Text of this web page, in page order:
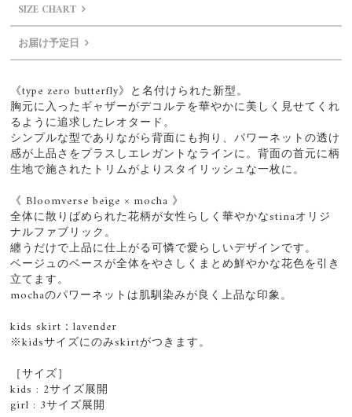
SIZE CHART
お届け予定日
《type zero butterfly》と名付けられた新型。
胸元に入ったギャザーがデコルテを華やかに美しく見せてくれ
るように追求したレオタード。
シンプルな型でありながら背面にも拘り、パワーネットの透け
感が上品さをプラスしエレガントなラインに。背面の首元に柄
生地で施されたトリムがよりスタイリッシュな一枚に。
《 Bloomverse beige × mocha 》
全体に散りばめられた花柄が女性らしく華やかなstinaオリジ
ナルファブリック。
纏うだけで上品に仕上がる可憐で愛らしいデザインです。
ベージュのベースが全体をやさしくまとめ鮮やかな花色を引き
立てます。
mochaのパワーネットは肌馴染みが良く上品な印象。
kids skirt：lavender
※kidsサイズにのみskirtがつきます。
［サイズ］
kids : 2サイズ展開
girl : 3サイズ展開